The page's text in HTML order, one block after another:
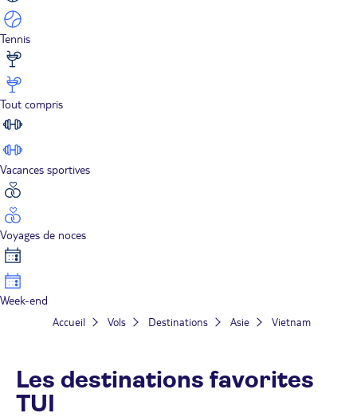
Tennis
Tout compris
Vacances sportives
Voyages de noces
Week-end
Accueil Vols Destinations Asie Vietnam
Les destinations favorites
TUI